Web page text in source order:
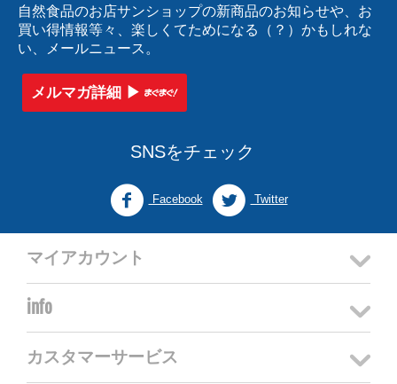
自然食品のお店サンショップの新商品のお知らせや、お
買い得情報等々、楽しくてためになる（？）かもしれな
い、メールニュース。
メルマガ詳細 ▶︎
SNSをチェック
Facebook Twitter
マイアカウント
info
カスタマーサービス